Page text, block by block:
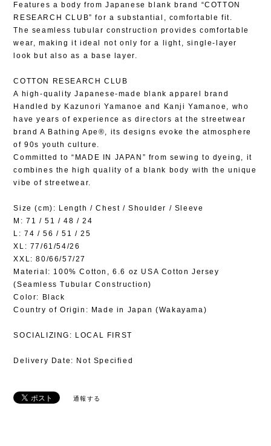
Features a body from Japanese blank brand “COTTON
RESEARCH CLUB” for a substantial, comfortable fit.
The seamless tubular construction provides comfortable
wear, making it ideal not only for a light, single-layer
look but also as a base layer.
COTTON RESEARCH CLUB
A high-quality Japanese-made blank apparel brand
Handled by Kazunori Yamanoe and Kanji Yamanoe, who
have years of experience as directors at the streetwear
brand A Bathing Ape®, its designs evoke the atmosphere
of 90s youth culture.
Committed to “MADE IN JAPAN” from sewing to dyeing, it
combines the high quality of a blank body with the unique
vibe of streetwear.
Size (cm): Length / Chest / Shoulder / Sleeve
M: 71 / 51 / 48 / 24
L: 74 / 56 / 51 / 25
XL: 77/61/54/26
XXL: 80/66/57/27
Material: 100% Cotton, 6.6 oz USA Cotton Jersey
(Seamless Tubular Construction)
Color: Black
Country of Origin: Made in Japan (Wakayama)
SOCIALIZING: LOCAL FIRST
Delivery Date: Not Specified
通報する